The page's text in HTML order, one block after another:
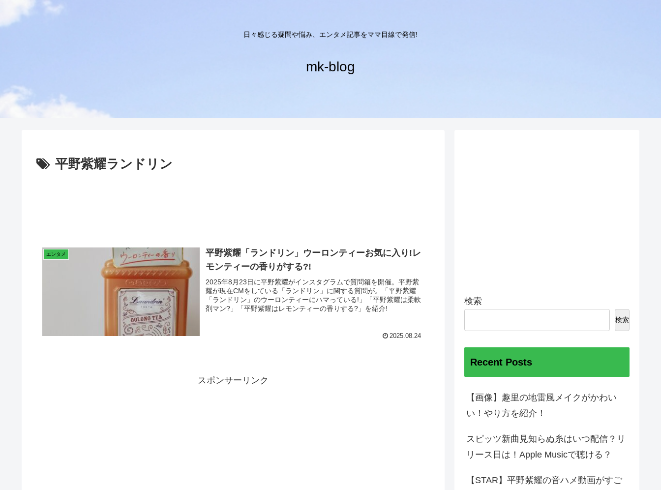
日々感じる疑問や悩み、エンタメ記事をママ目線で発信!
mk-blog
平野紫耀ランドリン
エンタメ
平野紫耀「ランドリン」ウーロンティーお気に入り!レ
モンティーの香りがする?!
2025年8月23日に平野紫耀がインスタグラムで質問箱を開催。平野紫
耀が現在CMをしている「ランドリン」に関する質問が。「平野紫耀
「ランドリン」のウーロンティーにハマっている!」「平野紫耀は柔軟
剤マン?」「平野紫耀はレモンティーの香りする?」を紹介!
2025.08.24
スポンサーリンク
検索
検索
Recent Posts
【画像】趣里の地雷風メイクがかわい
い！やり方を紹介！
スピッツ新曲見知らぬ糸はいつ配信？リ
リース日は！Apple Musicで聴ける？
【STAR】平野紫耀の音ハメ動画がすご